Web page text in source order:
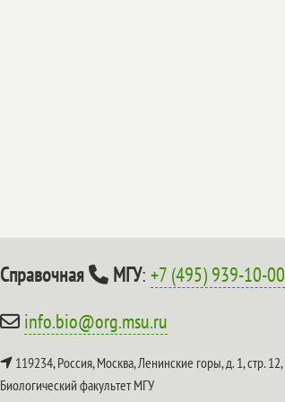
Справочная МГУ:+7 (495) 939-10-00
info.bio@org.msu.ru
119234, Россия, Москва, Ленинские горы, д. 1, стр. 12,
Биологический факультет МГУ